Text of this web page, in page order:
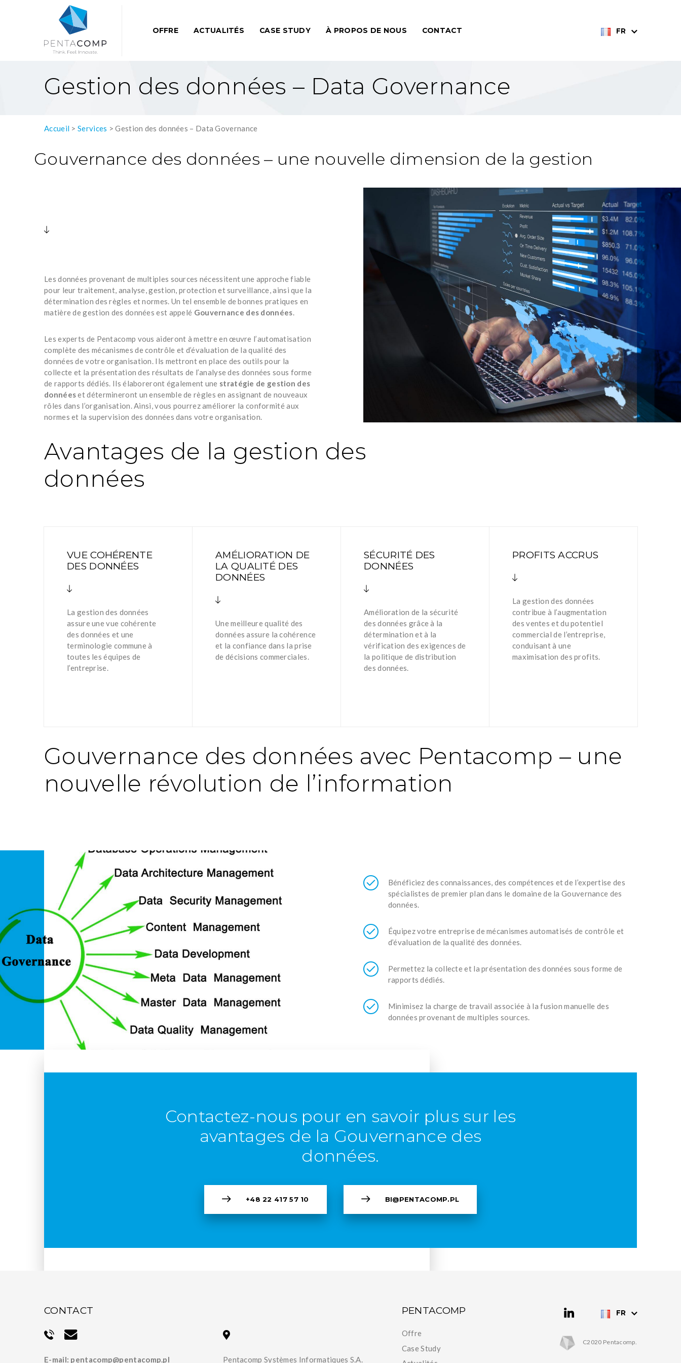
OFFRE ACTUALITÉS CASE STUDY À PROPOS DE NOUS CONTACT FR
Gestion des données – Data Governance
Accueil >Services >Gestion des données – Data Governance
Gouvernance des données – une nouvelle dimension de la gestion
Les données provenant de multiples sources nécessitent une approche fiable
pour leur traitement, analyse, gestion, protection et surveillance, ainsi que la
détermination des règles et normes. Un tel ensemble de bonnes pratiques en
matière de gestion des données est appelé Gouvernance des données.
Les experts de Pentacomp vous aideront à mettre en œuvre l’automatisation
complète des mécanismes de contrôle et d’évaluation de la qualité des
données de votre organisation. Ils mettront en place des outils pour la
collecte et la présentation des résultats de l’analyse des données sous forme
de rapports dédiés. Ils élaboreront également une stratégie de gestion des
donnéeset détermineront un ensemble de règles en assignant de nouveaux
rôles dans l’organisation. Ainsi, vous pourrez améliorer la conformité aux
normes et la supervision des données dans votre organisation.
Avantages de la gestion des
données
VUE COHÉRENTE
DES DONNÉES
La gestion des données
assure une vue cohérente
des données et une
terminologie commune à
toutes les équipes de
l’entreprise.
AMÉLIORATION DE
LA QUALITÉ DES
DONNÉES
Une meilleure qualité des
données assure la cohérence
et la confiance dans la prise
de décisions commerciales.
SÉCURITÉ DES
DONNÉES
Amélioration de la sécurité
des données grâce à la
détermination et à la
vérification des exigences de
la politique de distribution
des données.
PROFITS ACCRUS
La gestion des données
contribue à l’augmentation
des ventes et du potentiel
commercial de l’entreprise,
conduisant à une
maximisation des profits.
Gouvernance des données avec Pentacomp – une
nouvelle révolution de l’information
Bénéficiez des connaissances, des compétences et de l’expertise des
spécialistes de premier plan dans le domaine de la Gouvernance des
données.
Équipez votre entreprise de mécanismes automatisés de contrôle et
d’évaluation de la qualité des données.
Permettez la collecte et la présentation des données sous forme de
rapports dédiés.
Minimisez la charge de travail associée à la fusion manuelle des
données provenant de multiples sources.
Contactez-nous pour en savoir plus sur les
avantages de la Gouvernance des
données.
+48 22 417 57 10 BI@PENTACOMP.PL
CONTACT
E-mail: pentacomp@pentacomp.pl Pentacomp Systèmes Informatiques S.A.
PENTACOMP
Offre
Case Study
FR
C2020 Pentacomp.